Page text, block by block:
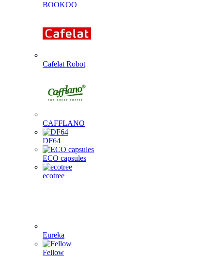
BOOKOO
Cafelat Robot
CAFFLANO
DF64
ECO capsules
ecotree
Eureka
Fellow